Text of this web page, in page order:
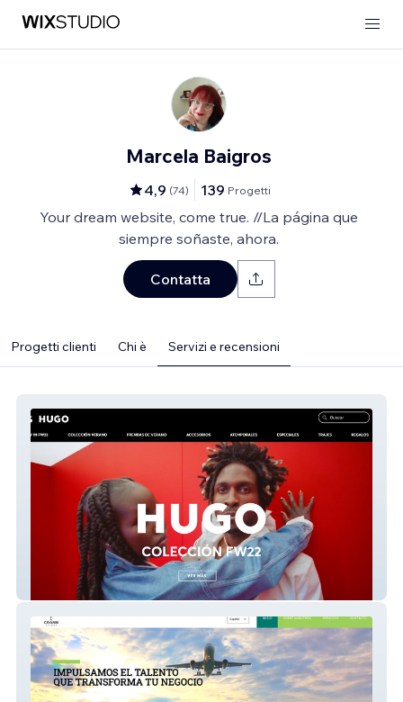
Marcela Baigros
4,9 (74) 139 Progetti
Your dream website, come true. //La página que
siempre soñaste, ahora.
Contatta
Progetti clienti Chi è Servizi e recensioni
Hugo Boss Argentina